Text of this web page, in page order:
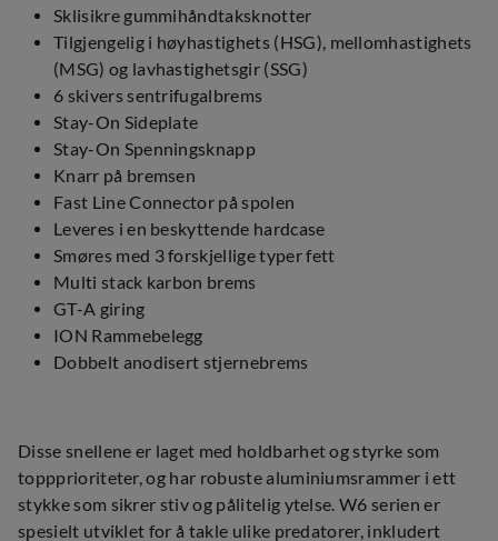
Sklisikre gummihåndtaksknotter
Tilgjengelig i høyhastighets (HSG), mellomhastighets
(MSG) og lavhastighetsgir (SSG)
6 skivers sentrifugalbrems
Stay-On Sideplate
Stay-On Spenningsknapp
Knarr på bremsen
Fast Line Connector på spolen
Leveres i en beskyttende hardcase
Smøres med 3 forskjellige typer fett
Multi stack karbon brems
GT-A giring
ION Rammebelegg
Dobbelt anodisert stjernebrems
Disse snellene er laget med holdbarhet og styrke som
toppprioriteter, og har robuste aluminiumsrammer i ett
stykke som sikrer stiv og pålitelig ytelse. W6 serien er
spesielt utviklet for å takle ulike predatorer, inkludert